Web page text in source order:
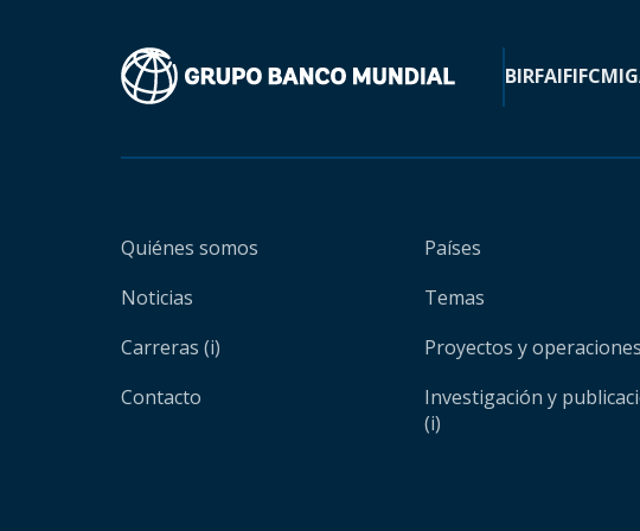
BIRFAIFIFC
Quiénes somos
Noticias
Carreras (i)
Contacto
Países
Temas
Proyectos y operaciones
Investigación y
(i)